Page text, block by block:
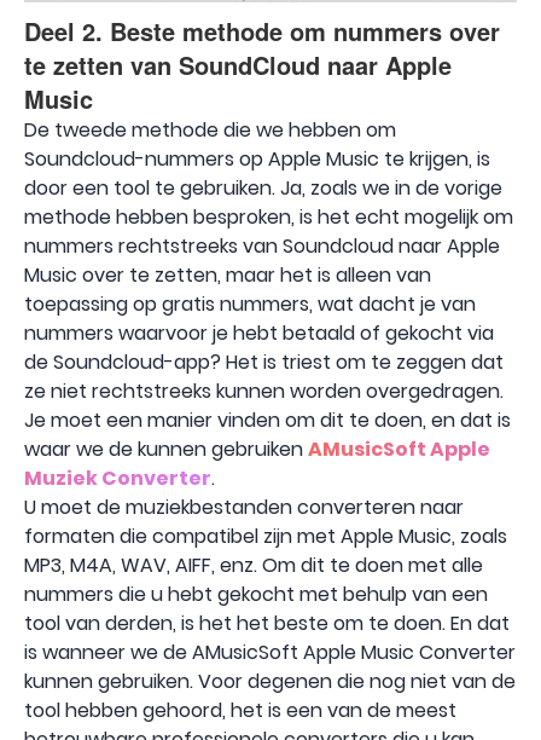
Deel 2. Beste methode om nummers over
te zetten van SoundCloud naar Apple
Music
De tweede methode die we hebben om
Soundcloud-nummers op Apple Music te krijgen, is
door een tool te gebruiken. Ja, zoals we in de vorige
methode hebben besproken, is het echt mogelijk om
nummers rechtstreeks van Soundcloud naar Apple
Music over te zetten, maar het is alleen van
toepassing op gratis nummers, wat dacht je van
nummers waarvoor je hebt betaald of gekocht via
de Soundcloud-app? Het is triest om te zeggen dat
ze niet rechtstreeks kunnen worden overgedragen.
Je moet een manier vinden om dit te doen, en dat is
waar we de kunnen gebruikenAMusicSoft Apple
Muziek Converter.
U moet de muziekbestanden converteren naar
formaten die compatibel zijn met Apple Music, zoals
MP3, M4A, WAV, AIFF, enz. Om dit te doen met alle
nummers die u hebt gekocht met behulp van een
tool van derden, is het het beste om te doen. En dat
is wanneer we de AMusicSoft Apple Music Converter
kunnen gebruiken. Voor degenen die nog niet van de
tool hebben gehoord, het is een van de meest